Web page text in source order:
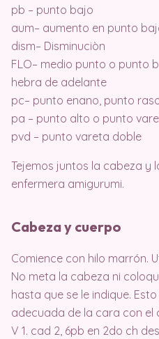
pb – punto bajo
aum– aumento en punto
dism– Disminuciòn
FLO– medio punto o punto
hebra de adelante
pc– punto enano, punto
pa – punto alto o punto
pvd – punto vareta doble
Tejemos juntos la cabeza y
enfermera amigurumi.
Cabeza y cuerpo
Comience con hilo marrón.
No meta la cabeza ni
hasta que se le indique.
adecuada de la cara con el
V 1. cad 2, 6pb en 2do ch